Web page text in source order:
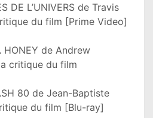
DE L’UNIVERS de Travis
du film [Prime Video]
HONEY de Andrew
critique du film
80 de Jean-Baptiste
du film [Blu-ray]